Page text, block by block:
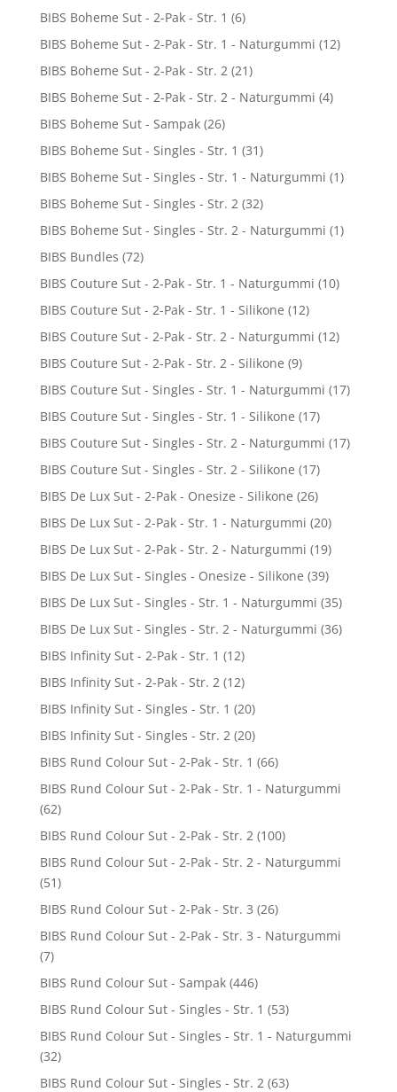
BIBS Boheme Sut - 2-Pak - Str. 1 (6)
BIBS Boheme Sut - 2-Pak - Str. 1 - Naturgummi (12)
BIBS Boheme Sut - 2-Pak - Str. 2 (21)
BIBS Boheme Sut - 2-Pak - Str. 2 - Naturgummi (4)
BIBS Boheme Sut - Sampak (26)
BIBS Boheme Sut - Singles - Str. 1 (31)
BIBS Boheme Sut - Singles - Str. 1 - Naturgummi (1)
BIBS Boheme Sut - Singles - Str. 2 (32)
BIBS Boheme Sut - Singles - Str. 2 - Naturgummi (1)
BIBS Bundles (72)
BIBS Couture Sut - 2-Pak - Str. 1 - Naturgummi (10)
BIBS Couture Sut - 2-Pak - Str. 1 - Silikone (12)
BIBS Couture Sut - 2-Pak - Str. 2 - Naturgummi (12)
BIBS Couture Sut - 2-Pak - Str. 2 - Silikone (9)
BIBS Couture Sut - Singles - Str. 1 - Naturgummi (17)
BIBS Couture Sut - Singles - Str. 1 - Silikone (17)
BIBS Couture Sut - Singles - Str. 2 - Naturgummi (17)
BIBS Couture Sut - Singles - Str. 2 - Silikone (17)
BIBS De Lux Sut - 2-Pak - Onesize - Silikone (26)
BIBS De Lux Sut - 2-Pak - Str. 1 - Naturgummi (20)
BIBS De Lux Sut - 2-Pak - Str. 2 - Naturgummi (19)
BIBS De Lux Sut - Singles - Onesize - Silikone (39)
BIBS De Lux Sut - Singles - Str. 1 - Naturgummi (35)
BIBS De Lux Sut - Singles - Str. 2 - Naturgummi (36)
BIBS Infinity Sut - 2-Pak - Str. 1 (12)
BIBS Infinity Sut - 2-Pak - Str. 2 (12)
BIBS Infinity Sut - Singles - Str. 1 (20)
BIBS Infinity Sut - Singles - Str. 2 (20)
BIBS Rund Colour Sut - 2-Pak - Str. 1 (66)
BIBS Rund Colour Sut - 2-Pak - Str. 1 - Naturgummi
(62)
BIBS Rund Colour Sut - 2-Pak - Str. 2 (100)
BIBS Rund Colour Sut - 2-Pak - Str. 2 - Naturgummi
(51)
BIBS Rund Colour Sut - 2-Pak - Str. 3 (26)
BIBS Rund Colour Sut - 2-Pak - Str. 3 - Naturgummi
(7)
BIBS Rund Colour Sut - Sampak (446)
BIBS Rund Colour Sut - Singles - Str. 1 (53)
BIBS Rund Colour Sut - Singles - Str. 1 - Naturgummi
(32)
BIBS Rund Colour Sut - Singles - Str. 2 (63)